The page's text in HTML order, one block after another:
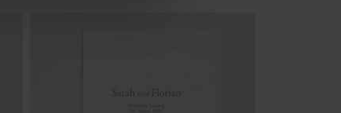
Trockenblumen 'Eukalyptus' | ca. 50